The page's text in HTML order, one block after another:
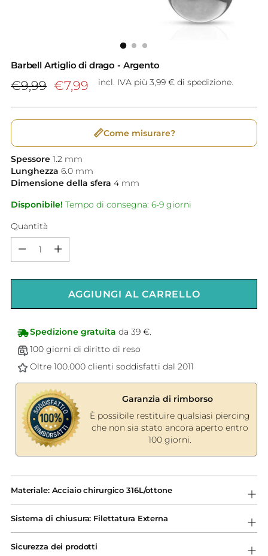
Barbell Artiglio di drago - Argento
Prezzo
listino
€9,99 €7,99 incl. IVA più 3,99 € di spedizione.
📏Come misurare?
Spessore 1.2 mm
Lunghezza 6.0 mm
Dimensione della sfera 4 mm
Disponibile! Tempo di consegna: 6-9 giorni
Quantità
AGGIUNGI AL CARRELLO
Spedizione gratuita da 39 €.
100 giorni di diritto di reso
Oltre 100.000 clienti soddisfatti dal 2011
Garanzia di rimborso
È possibile restituire qualsiasi piercing
che non sia stato ancora aperto entro
100 giorni.
prodotto
al
carrello...
Materiale: Acciaio chirurgico 316L/ottone
Sistema di chiusura: Filettatura Externa
Sicurezza dei prodotti